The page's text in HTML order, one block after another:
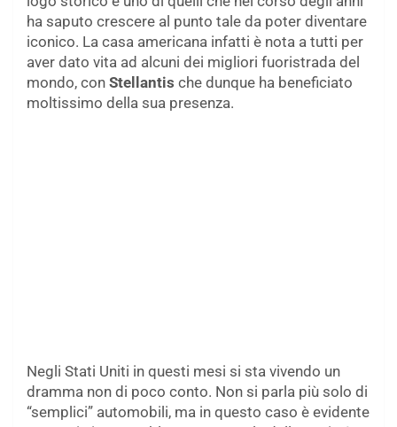
ha saputo crescere al punto tale da poter diventare
iconico. La casa americana infatti è nota a tutti per
aver dato vita ad alcuni dei migliori fuoristrada del
mondo, con Stellantis che dunque ha beneficiato
moltissimo della sua presenza.
Negli Stati Uniti in questi mesi si sta vivendo un
dramma non di poco conto. Non si parla più solo di
“semplici” automobili, ma in questo caso è evidente